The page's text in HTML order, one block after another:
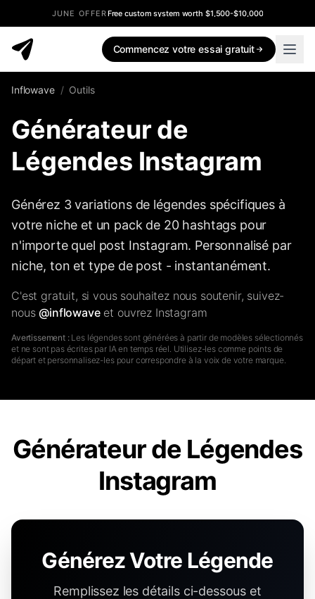
JUNE OFFERFree custom system worth $1,500-$10,000
Commencez votre essai gratuit
Inflowave / Outils
Générateur de
Légendes Instagram
Générez 3 variations de légendes spécifiques à
votre niche et un pack de 20 hashtags pour
n'importe quel post Instagram. Personnalisé par
niche, ton et type de post - instantanément.
C'est gratuit, si vous souhaitez nous soutenir, suivez-
nous @inflowave et ouvrez Instagram
Avertissement : Les légendes sont générées à partir de modèles sélectionnés
et ne sont pas écrites par IA en temps réel. Utilisez-les comme points de
départ et personnalisez-les pour correspondre à la voix de votre marque.
Générateur de Légendes
Instagram
Générez Votre Légende
Remplissez les détails ci-dessous et